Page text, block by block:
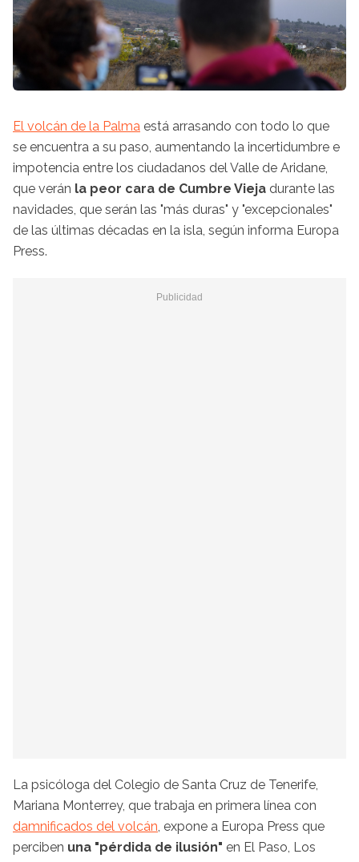
El volcán de la Palma está arrasando con todo lo que
se encuentra a su paso, aumentando la incertidumbre e
impotencia entre los ciudadanos del Valle de Aridane,
que verán la peor cara de Cumbre Vieja durante las
navidades, que serán las "más duras" y "excepcionales"
de las últimas décadas en la isla, según informa Europa
Press.
La psicóloga del Colegio de Santa Cruz de Tenerife,
Mariana Monterrey, que trabaja en primera línea con
damnificados del volcán, expone a Europa Press que
perciben una "pérdida de ilusión" en El Paso, Los